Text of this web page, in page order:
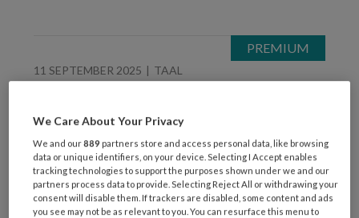
11 SEPTEMBER 2025 TAAL
We Care About Your Privacy
We and our889 partners store and access personal data, like browsing
data or unique identifiers, on your device. Selecting I Accept enables
tracking technologies to support the purposes shown under we and our
partners process data to provide. Selecting Reject All or withdrawing your
consent will disable them. If trackers are disabled, some content and ads
you see may not be as relevant to you. You can resurface this menu to